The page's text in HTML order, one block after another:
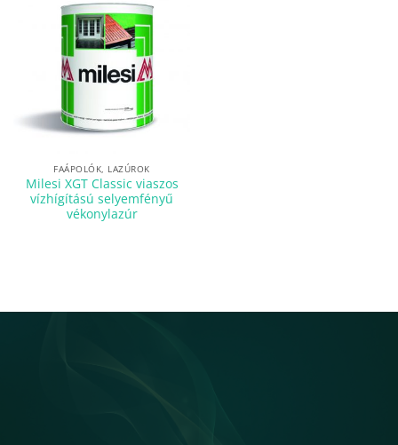
FAÁPOLÓK, LAZÚROK
Milesi XGT Classic viaszos
vízhígítású selyemfényű
vékonylazúr